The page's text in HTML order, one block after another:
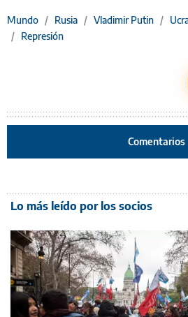
Mundo / Rusia / Vladimir Putin /
/ Represión
Comentarios
Lo más leído por los socios